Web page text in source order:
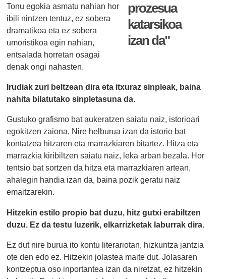
prozesua
katarsikoa
izan da"
Tonu egokia asmatu nahian hor
ibili nintzen tentuz, ez sobera
dramatikoa eta ez sobera
umoristikoa egin nahian,
entsalada horretan osagai
denak ongi nahasten.
Irudiak zuri beltzean dira eta itxuraz sinpleak, baina
nahita bilatutako sinpletasuna da.
Gustuko grafismo bat aukeratzen saiatu naiz, istorioari
egokitzen zaiona. Nire helburua izan da istorio bat
kontatzea hitzaren eta marrazkiaren bitartez. Hitza eta
marrazkia kiribiltzen saiatu naiz, leka arban bezala. Hor
tentsio bat sortzen da hitza eta marrazkiaren artean,
ahalegin handia izan da, baina pozik geratu naiz
emaitzarekin.
Hitzekin estilo propio bat duzu, hitz gutxi erabiltzen
duzu. Ez da testu luzerik, elkarrizketak laburrak dira.
Ez dut nire burua ito kontu literariotan, hizkuntza jantzia
ote den edo ez. Hitzekin jolastea maite dut. Jolasaren
kontzeptua oso inportantea izan da niretzat, ez hitzekin